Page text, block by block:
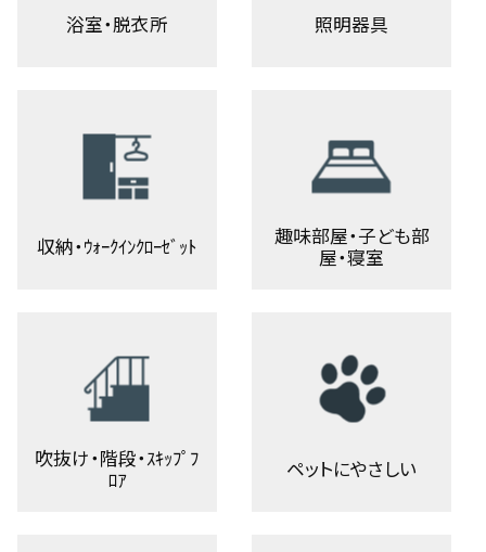
浴室・脱衣所 照明器具
収納・ｳｫｰｸｲﾝｸﾛｰｾﾞｯﾄ
趣味部屋・子ども部
屋・寝室
吹抜け・階段・ｽｷｯﾌﾟﾌ
ﾛｱ
ペットにやさしい